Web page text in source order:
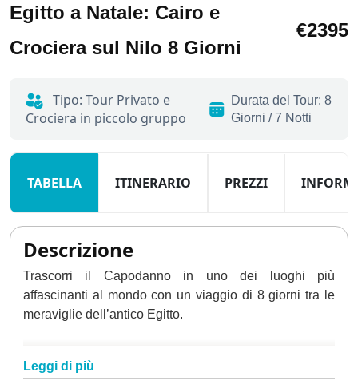
Egitto a Natale: Cairo e
Crociera sul Nilo 8 Giorni
€2395
Tipo: Tour Privato e
Crociera in piccolo gruppo
Durata del Tour: 8
Giorni / 7 Notti
TABELLA ITINERARIO PREZZI
Descrizione
Trascorri il Capodanno in uno dei luoghi più
affascinanti al mondo con un viaggio di 8 giorni tra le
meraviglie dell’antico Egitto.
egiziana,il Cairo
Leggi di più